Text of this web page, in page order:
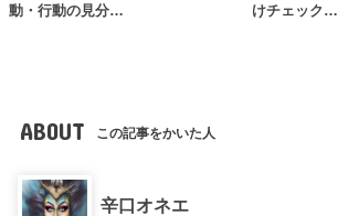
動・行動の見分…
けチェック…
ABOUT この記事をかいた人
辛口オネエ